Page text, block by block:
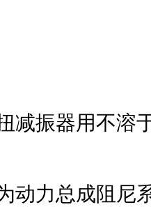
减振器用不溶
动力总成阻尼